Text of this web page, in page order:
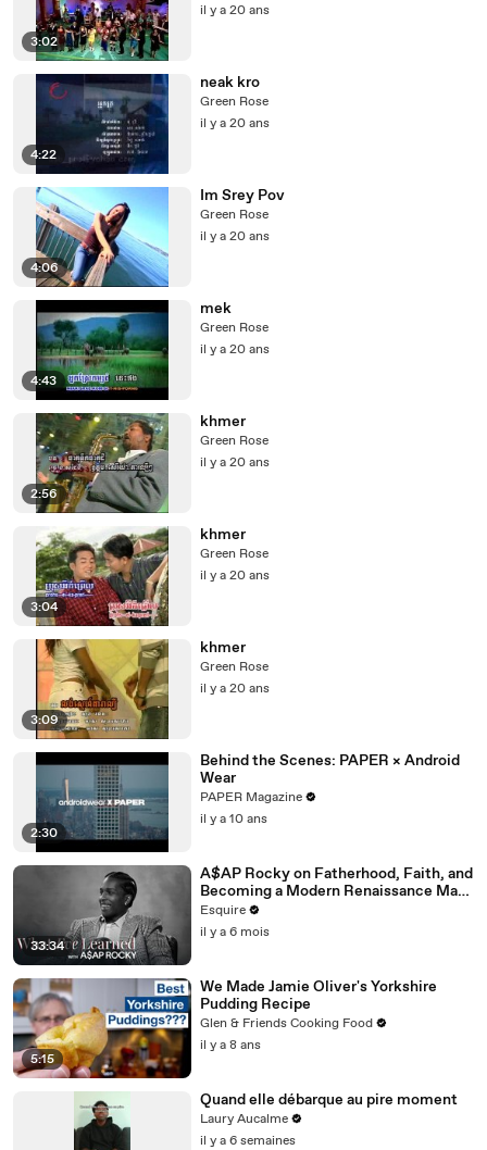
3:02
il y a 20 ans
4:22
neak kro
Green Rose
il y a 20 ans
4:06
Im Srey Pov
Green Rose
il y a 20 ans
4:43
mek
Green Rose
il y a 20 ans
2:56
khmer
Green Rose
il y a 20 ans
3:04
khmer
Green Rose
il y a 20 ans
3:09
khmer
Green Rose
il y a 20 ans
2:30
Behind the Scenes: PAPER × Android
Wear
PAPER Magazine
il y a 10 ans
33:34
A$AP Rocky on Fatherhood, Faith, and
Becoming a Modern Renaissance Man |
What I’ve Learned | Esquire
Esquire
il y a 6 mois
5:15
We Made Jamie Oliver's Yorkshire
Pudding Recipe
Glen & Friends Cooking Food
il y a 8 ans
Quand elle débarque au pire moment
Laury Aucalme
il y a 6 semaines